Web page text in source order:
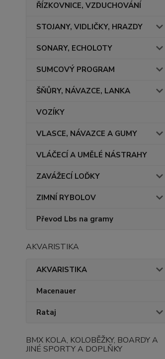
ŘÍZKOVNICE, VZDUCHOVÁNÍ
STOJANY, VIDLIČKY, HRAZDY
SONARY, ECHOLOTY
SUMCOVÝ PROGRAM
ŠŇŮRY, NÁVAZCE, LANKA
VOZÍKY
VLASCE, NÁVAZCE A GUMY
VLÁČECÍ A UMĚLÉ NÁSTRAHY
ZAVÁŽECÍ LOĎKY
ZIMNÍ RYBOLOV
Převod Lbs na gramy
AKVARISTIKA
AKVARISTIKA
Macenauer
Rataj
BMX KOLA, KOLOBĚŽKY, BOARDY A
JINÉ SPORTY A DOPLŇKY